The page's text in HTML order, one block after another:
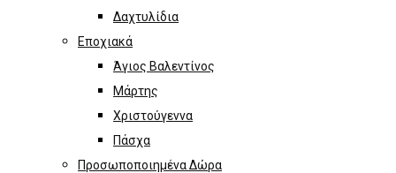
Δαχτυλίδια
Εποχιακά
Άγιος Βαλεντίνος
Μάρτης
Χριστούγεννα
Πάσχα
Προσωποποιημένα Δώρα